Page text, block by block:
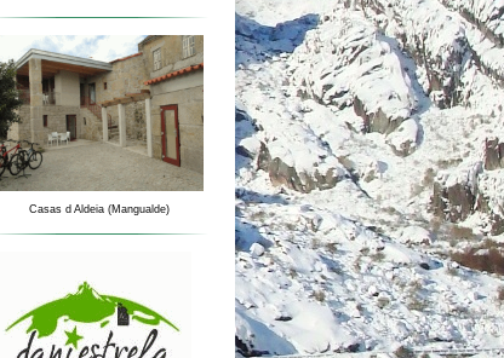
Casas d Aldeia (Mangualde)